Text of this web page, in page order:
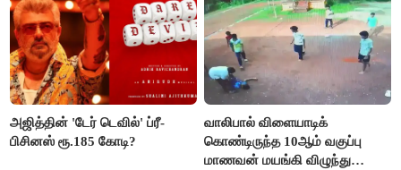
அஜித்தின் 'டேர் டெவில்' ப்ரீ-
பிசினஸ் ரூ.185 கோடி?
வாலிபால் விளையாடிக்
கொண்டிருந்த 10ஆம் வகுப்பு
மாணவன் மயங்கி விழுந்து